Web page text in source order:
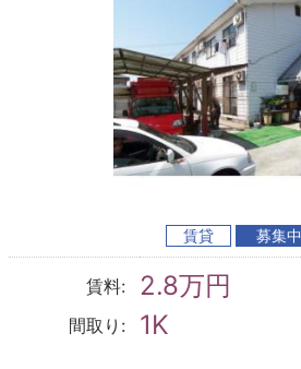
賃貸 募集中
賃料: 2.8万円
間取り: 1K